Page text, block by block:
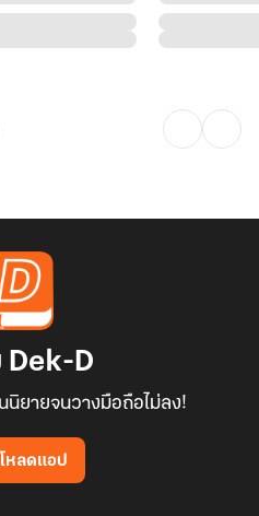
Dek-D
ยายจนวางมือถือไม่ลง!
หลดแอป